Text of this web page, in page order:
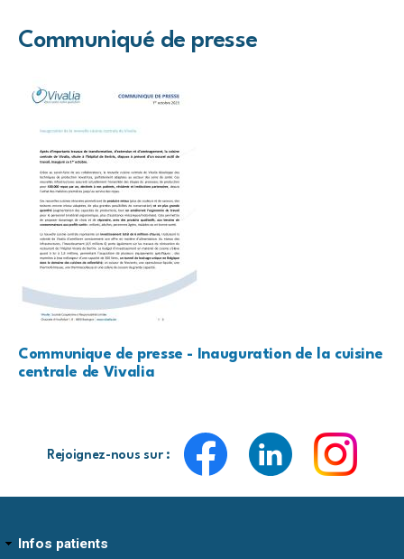
Communiqué de presse
Communique de presse - Inauguration de la cuisine
centrale de Vivalia
Rejoignez-nous sur :
Infos patients